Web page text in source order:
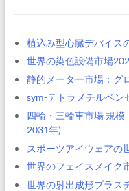
植込み型心臓デバイス
世界の染色設備市場
静的メーター市場：グ
sym-テトラメチルベン
四輪・三輪車市場 規
2031年)
スポーツアイウェアの
世界のフェイスメイク
世界の射出成形プラス